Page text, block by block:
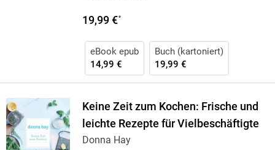
19,99 €*
eBook epub
14,99 €
Buch (kartoniert)
19,99 €
Keine Zeit zum Kochen: Frische und
leichte Rezepte für Vielbeschäftigte
Donna Hay